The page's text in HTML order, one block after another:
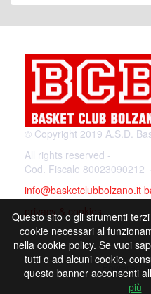
© Copyright 2019 A.S.D.
All rights reserved -
Cod. Fiscale 80023090212
info@basketclubbolzano.it
privacy & cookies
Powered
Questo sito o gli strumenti
cookie necessari al
nella cookie policy. Se vuoi
tutti o ad alcuni cookie,
questo banner acconsenti
più